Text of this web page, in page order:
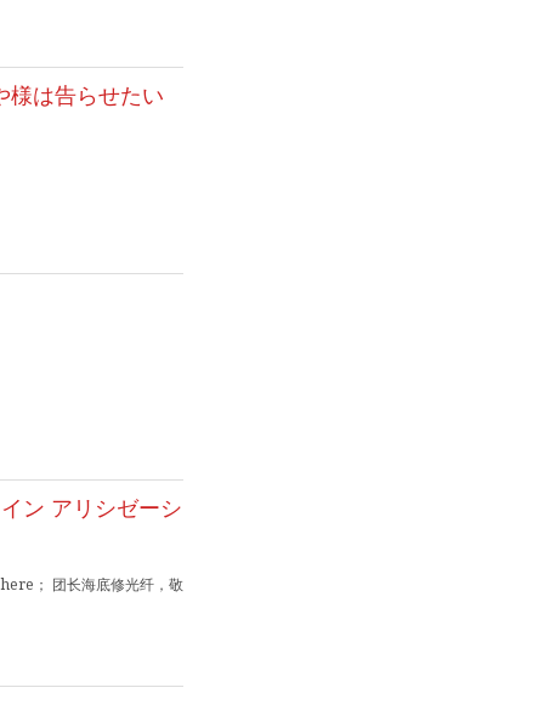
様は告らせたい
ン アリシゼーシ
； 团长海底修光纤，敬